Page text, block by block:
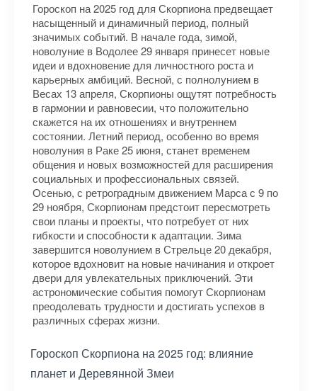
Гороскоп на 2025 год для Скорпиона предвещает
насыщенный и динамичный период, полный
значимых событий. В начале года, зимой,
новолуние в Водолее 29 января принесет новые
идеи и вдохновение для личностного роста и
карьерных амбиций. Весной, с полнолунием в
Весах 13 апреля, Скорпионы ощутят потребность
в гармонии и равновесии, что положительно
скажется на их отношениях и внутреннем
состоянии. Летний период, особенно во время
новолуния в Раке 25 июня, станет временем
общения и новых возможностей для расширения
социальных и профессиональных связей.
Осенью, с ретроградным движением Марса с 9 по
29 ноября, Скорпионам предстоит пересмотреть
свои планы и проекты, что потребует от них
гибкости и способности к адаптации. Зима
завершится новолунием в Стрельце 20 декабря,
которое вдохновит на новые начинания и откроет
двери для увлекательных приключений. Эти
астрономические события помогут Скорпионам
преодолевать трудности и достигать успехов в
различных сферах жизни.
Гороскоп Скорпиона на 2025 год: влияние
планет и Деревянной Змеи